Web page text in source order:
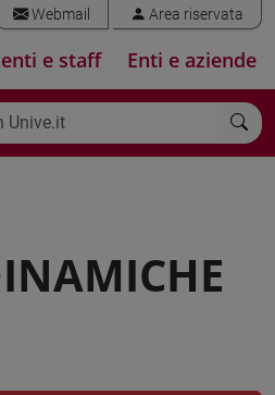
Webmail Area riservata
e staff Enti e aziende